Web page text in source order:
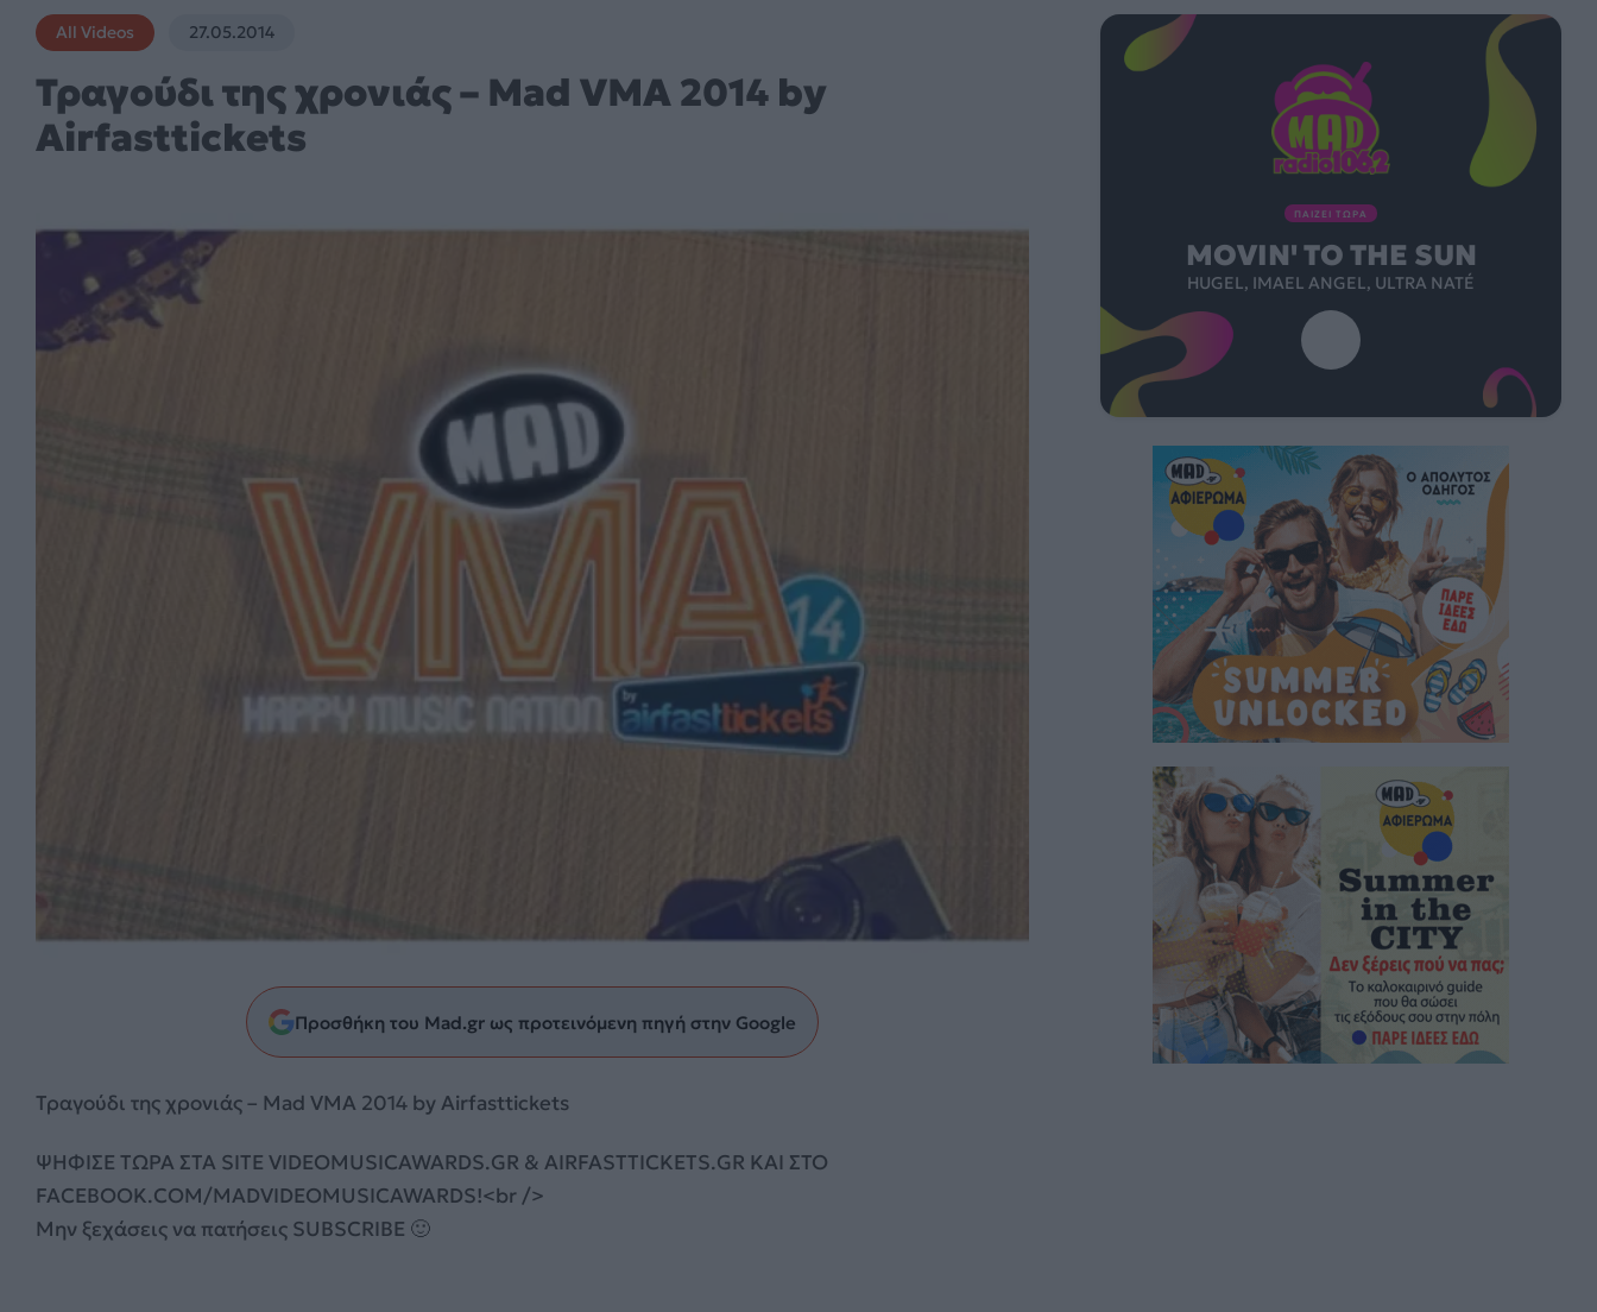
All Videos 27.05.2014
Τραγούδι της χρονιάς – Mad VMA 2014 by
Airfasttickets
Προσθήκη του Mad.gr ως προτεινόμενη πηγή στην Google
Τραγούδι της χρονιάς – Mad VMA 2014 by Airfasttickets
ΨΗΦΙΣΕ TΩΡΑ ΣΤΑ SITE VIDEOMUSICAWARDS.GR & AIRFASTTICKETS.GR ΚΑΙ ΣΤΟ
FACEBOOK.COM/MADVIDEOMUSICAWARDS!<br />
Μην ξεχάσεις να πατήσεις SUBSCRIBE 🙂
ΠΑΙΖΕΙ ΤΩΡΑ
MOVIN' TO THE SUN
HUGEL, IMAEL ANGEL, ULTRA NATÉ